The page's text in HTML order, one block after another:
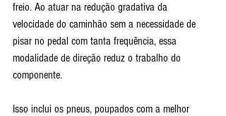
freio. Ao atuar na redução gradativa da
velocidade do caminhão sem a necessidade de
pisar no pedal com tanta frequência, essa
modalidade de direção reduz o trabalho do
componente.
Isso inclui os pneus, poupados com a melhor